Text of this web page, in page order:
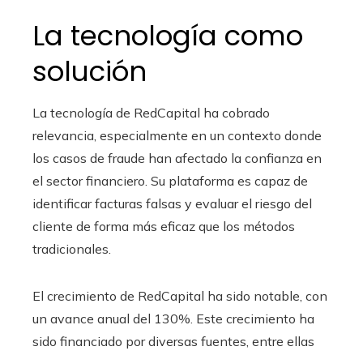
La tecnología como
solución
La tecnología de RedCapital ha cobrado
relevancia, especialmente en un contexto donde
los casos de fraude han afectado la confianza en
el sector financiero. Su plataforma es capaz de
identificar facturas falsas y evaluar el riesgo del
cliente de forma más eficaz que los métodos
tradicionales.
El crecimiento de RedCapital ha sido notable, con
un avance anual del 130%. Este crecimiento ha
sido financiado por diversas fuentes, entre ellas